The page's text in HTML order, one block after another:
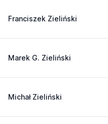
Franciszek Zieliński
Marek G. Zieliński
Michał Zieliński